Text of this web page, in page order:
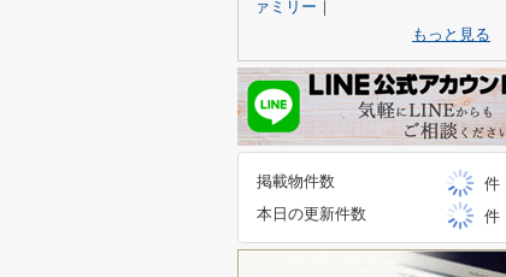
ァミリー ｜
もっと見る
掲載物件数
件
本日の更新件数
件